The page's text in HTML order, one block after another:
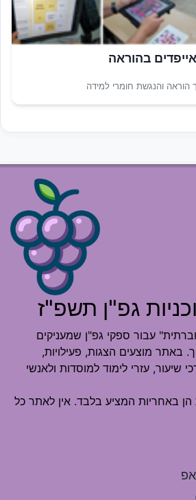
בהוראה
הוראה והנגשת חומרי למידה
גפ"ן תשפ"ז
עבור ספקי גפ"ן שמעניקים
באתר מוצעים הצגות, פעילויות,
שיעור, עזרי לימוד למוסדות ולאנשי
הן באחריות המציע בלבד. אין לאתר כל